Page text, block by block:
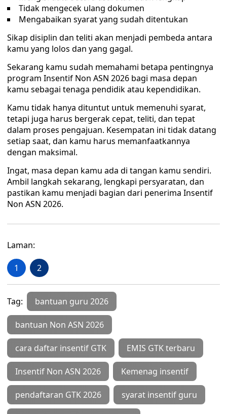
Tidak mengecek ulang dokumen
Mengabaikan syarat yang sudah ditentukan
Sikap disiplin dan teliti akan menjadi pembeda antara
kamu yang lolos dan yang gagal.
Sekarang kamu sudah memahami betapa pentingnya
program Insentif Non ASN 2026 bagi masa depan
kamu sebagai tenaga pendidik atau kependidikan.
Kamu tidak hanya dituntut untuk memenuhi syarat,
tetapi juga harus bergerak cepat, teliti, dan tepat
dalam proses pengajuan. Kesempatan ini tidak datang
setiap saat, dan kamu harus memanfaatkannya
dengan maksimal.
Ingat, masa depan kamu ada di tangan kamu sendiri.
Ambil langkah sekarang, lengkapi persyaratan, dan
pastikan kamu menjadi bagian dari penerima Insentif
Non ASN 2026.
Laman:
1 2
Tag: bantuan guru 2026
bantuan Non ASN 2026
cara daftar insentif GTK EMIS GTK terbaru
Insentif Non ASN 2026 Kemenag insentif
pendaftaran GTK 2026 syarat insentif guru